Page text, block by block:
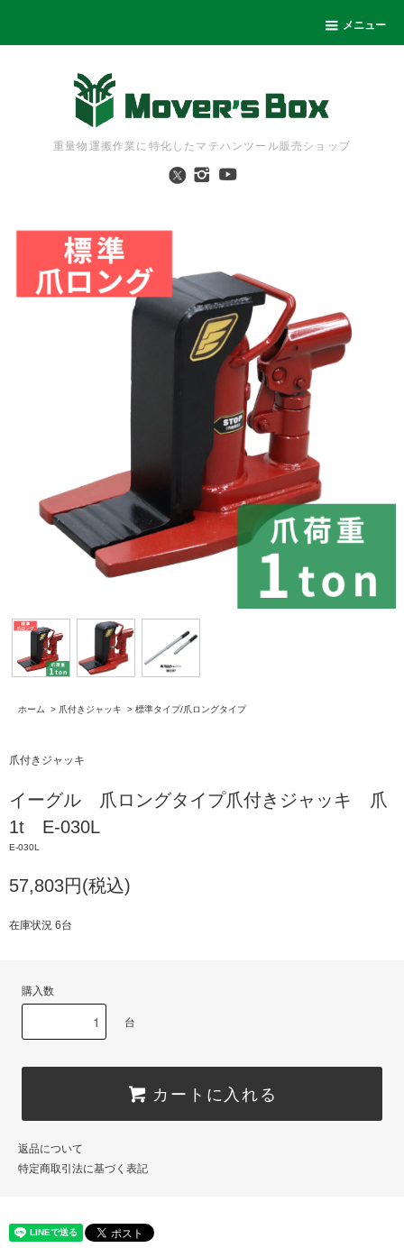
メニュー
重量物運搬作業に特化したマテハンツール販売ショップ
ホーム > 爪付きジャッキ > 標準タイプ/爪ロングタイプ
爪付きジャッキ
イーグル 爪ロングタイプ爪付きジャッキ 爪
1t E-030L
E-030L
57,803円(税込)
在庫状況 6台
購入数
台
カートに入れる
返品について
特定商取引法に基づく表記